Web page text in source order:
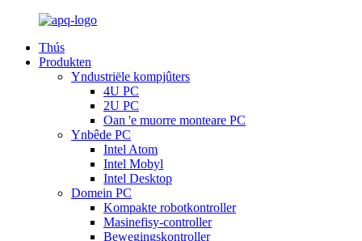
Thús
Produkten
Yndustriële kompjûters
4U PC
2U PC
Oan 'e muorre monteare PC
Ynbêde PC
Intel Atom
Intel Mobyl
Intel Desktop
Domein PC
Kompakte robotkontroller
Masinefisy-controller
Bewegingskontroller